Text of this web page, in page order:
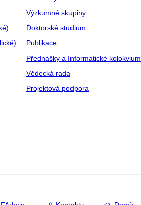
Výzkumné skupiny
Doktorské studium
Publikace
Přednášky a Informatické kolokvium
Vědecká rada
Projektová podpora